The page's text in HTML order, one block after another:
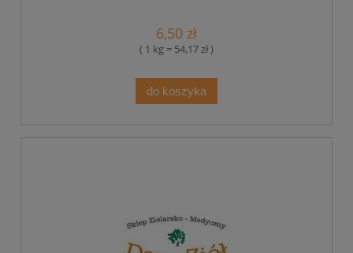
6,50 zł
( 1 kg = 54,17 zł )
do koszyka